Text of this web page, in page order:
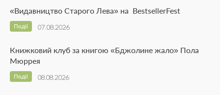
«Видавництво Старого Лева» на BestsellerFest
07.08.2026
Події
Книжковий клуб за книгою «Бджолине жало» Пола
Мюррея
08.08.2026
Події